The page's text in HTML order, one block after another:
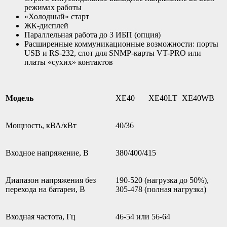
режимах работы
«Холодный» старт
ЖК-дисплей
Параллельная работа до 3 ИБП (опция)
Расширенные коммуникационные возможности: порты
USB и RS-232, слот для SNMP-карты VT-PRO или
платы «сухих» контактов
Модель XE40 XE40LT XE40WB
Мощность, кВА/кВт 40/36
Входное напряжение, В 380/400/415
Диапазон напряжения без
перехода на батареи, В
190-520 (нагрузка до 50%),
305-478 (полная нагрузка)
Входная частота, Гц 46-54 или 56-64